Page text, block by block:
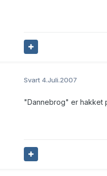
Svart 4.Juli.2007
"Dannebrog" er hakket